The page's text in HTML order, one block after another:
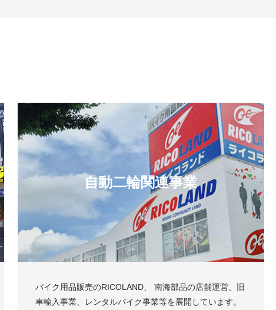
自動二輪関連事業
バイク用品販売のRICOLAND、 南海部品の店舗運営、旧
車輸入事業、レンタルバイク事業等を展開しています。